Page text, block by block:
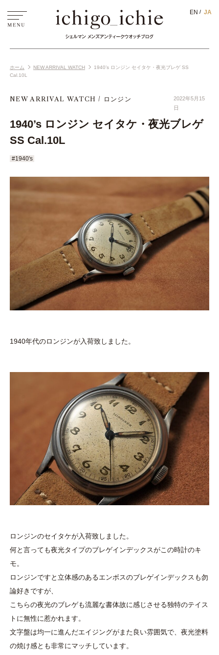
ホーム NEW ARRIVAL WATCH
1940’s ロンジン セイタケ・夜光ブレゲ SS
Cal.10L
NEW ARRIVAL WATCH ロンジン
2022年5月15
日
1940’s ロンジン セイタケ・夜光ブレゲ
SS Cal.10L
#1940's
1940年代のロンジンが入荷致しました。
ロンジンのセイタケが入荷致しました。
何と言っても夜光タイプのブレゲインデックスがこの時計のキ
モ。
ロンジンですと立体感のあるエンボスのブレゲインデックスも勿
論好きですが、
こちらの夜光のブレゲも流麗な書体故に感じさせる独特のテイス
トに無性に惹かれます。
文字盤は均一に進んだエイジングがまた良い雰囲気で、夜光塗料
の焼け感とも非常にマッチしています。
EN JA